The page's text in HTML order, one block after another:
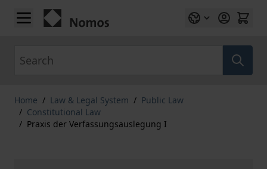
Skip to Content
Home / Law & Legal System / Public Law
/ Constitutional Law
/ Praxis der Verfassungsauslegung I